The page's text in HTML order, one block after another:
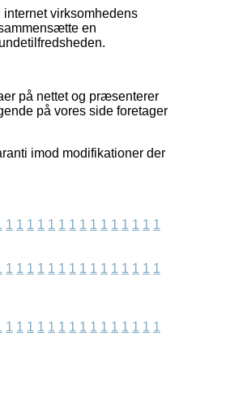
virksomhedens
en
på nettet og præsenterer
på vores side foretager
imod modifikationer der
1 1 1 1 1 1 1 1 1 1 1 1 1 1 1
1 1 1 1 1 1 1 1 1 1 1 1 1 1 1
1 1 1 1 1 1 1 1 1 1 1 1 1 1 1